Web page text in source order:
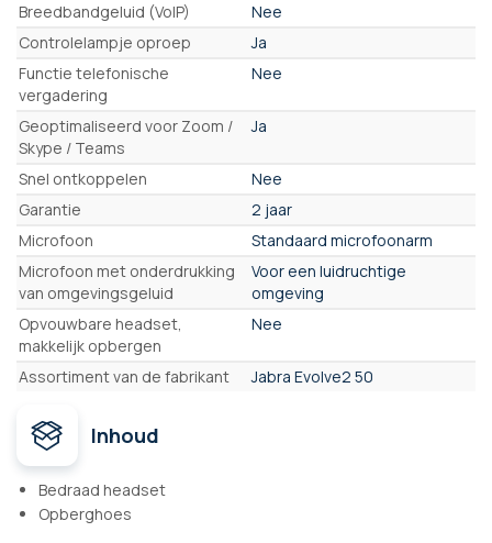
Breedbandgeluid (VoIP)
Nee
Controlelampje oproep
Ja
Functie telefonische
vergadering
Nee
Geoptimaliseerd voor Zoom /
Skype / Teams
Ja
Snel ontkoppelen
Nee
Garantie
2 jaar
Microfoon
Standaard microfoonarm
Microfoon met onderdrukking
van omgevingsgeluid
Voor een luidruchtige
omgeving
Opvouwbare headset,
makkelijk opbergen
Nee
Assortiment van de fabrikant Jabra Evolve2 50
Inhoud
Bedraad headset
Opberghoes